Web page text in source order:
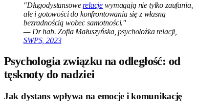
"Długodystansowerelacje wymagają nie tylko zaufania,
ale i gotowości do konfrontowania się z własną
bezradnością wobec samotności."
— Dr hab. Zofia Małuszyńska, psycholożka relacji,
SWPS, 2023
Psychologia związku na odległość: od
tęsknoty do nadziei
Jak dystans wpływa na emocje i komunikację